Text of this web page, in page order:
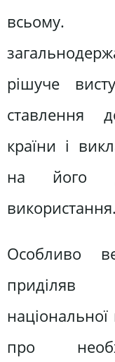
рішуче
ставлення
країни і
на його
використання.
Особливо
приділяв
про